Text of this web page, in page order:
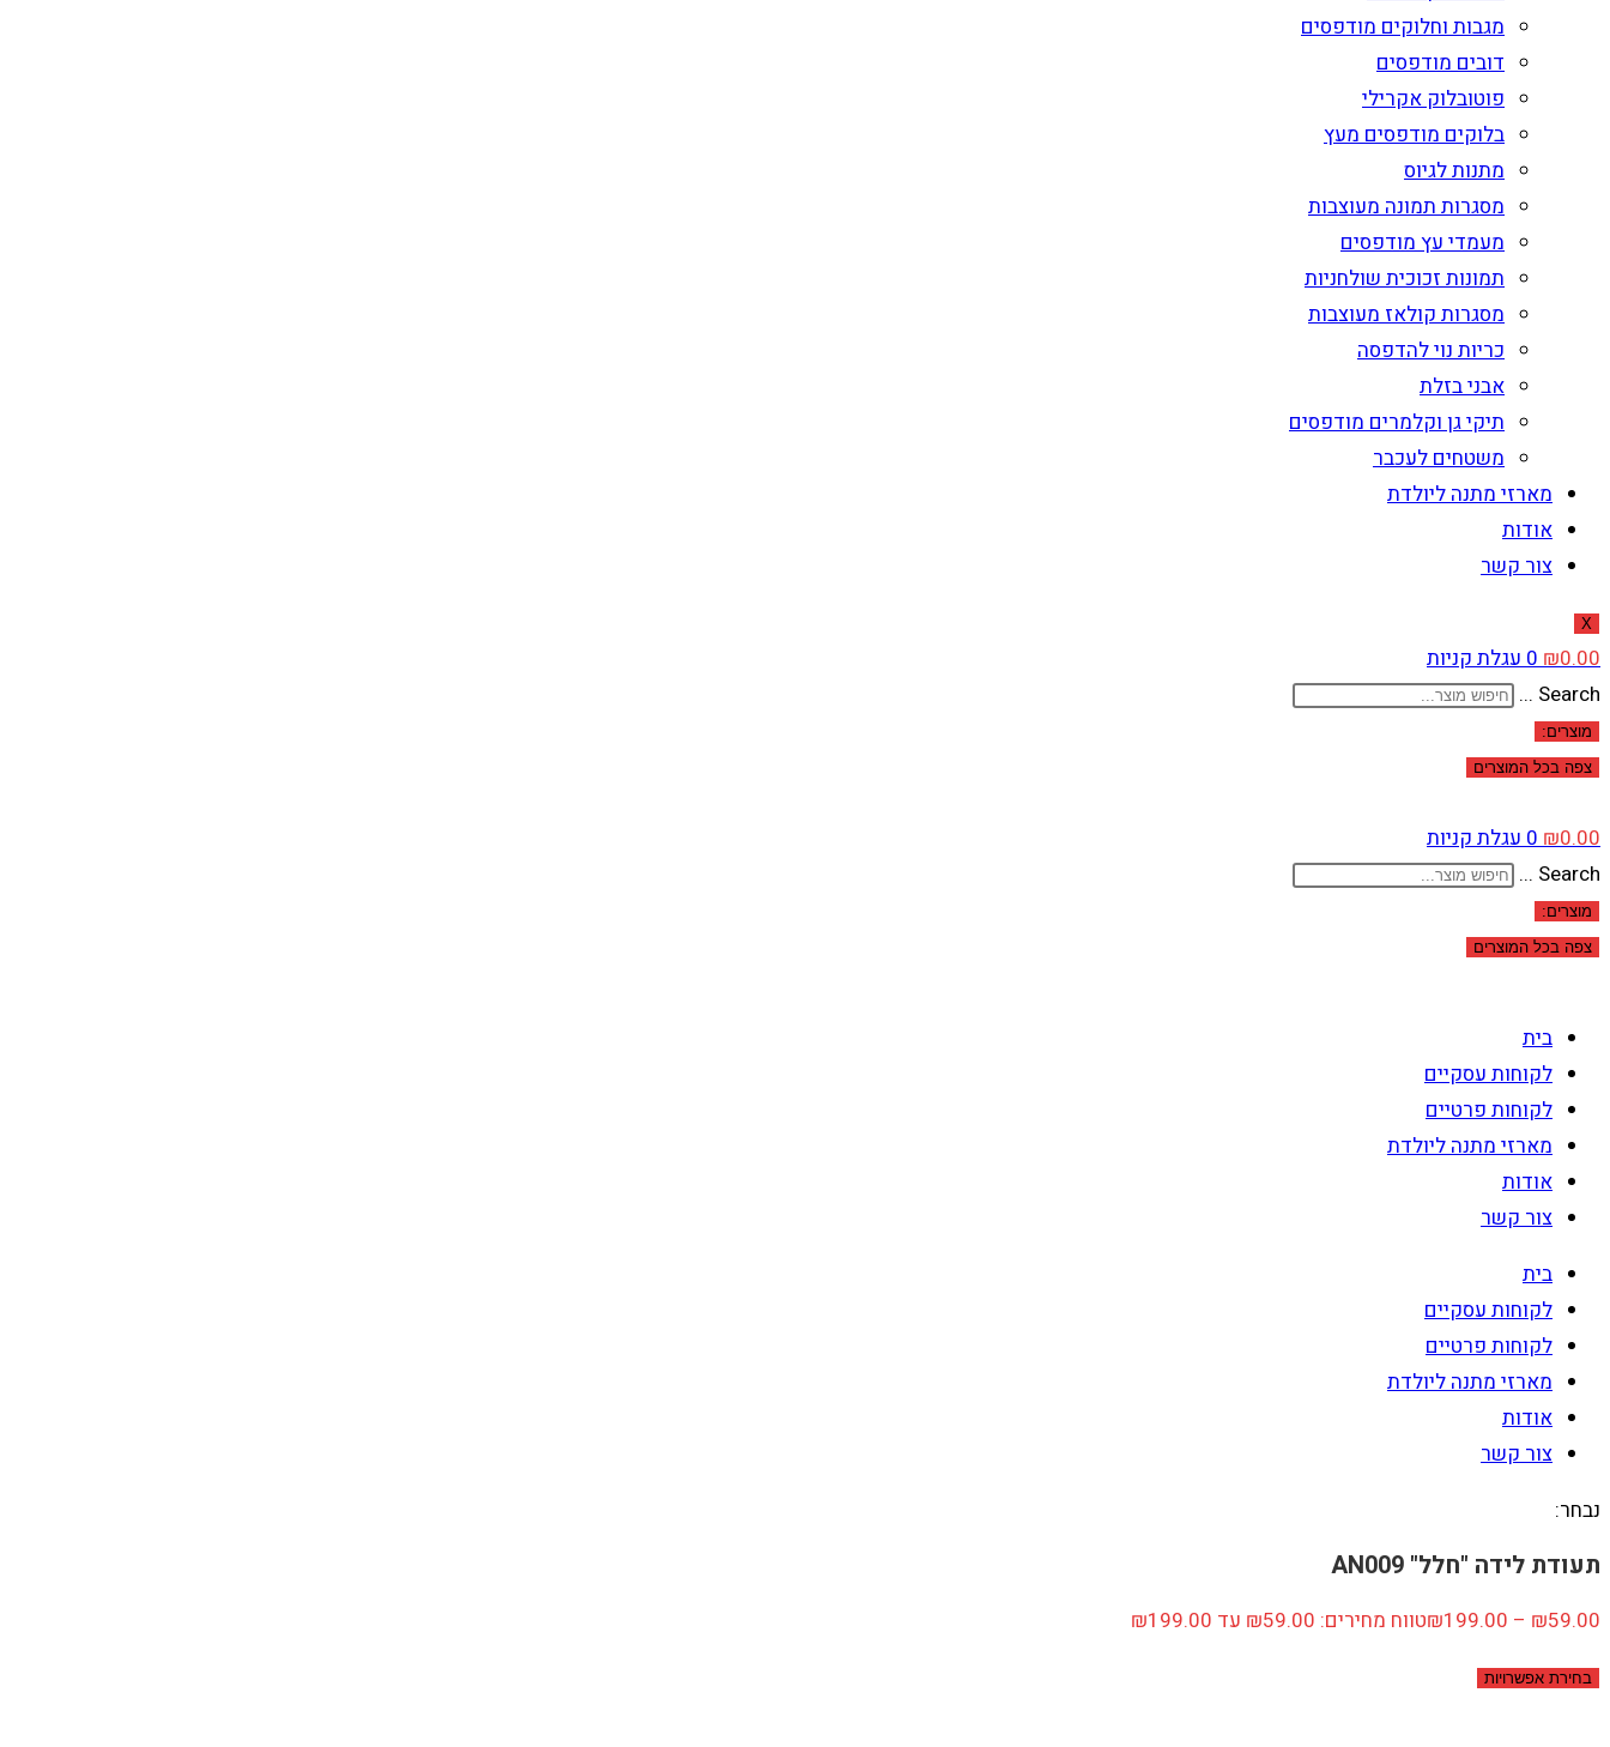
מגבות וחלוקים מודפסים
דובים מודפסים
פוטובלוק אקרילי
בלוקים מודפסים מעץ
מתנות לגיוס
מסגרות תמונה מעוצבות
מעמדי עץ מודפסים
תמונות זכוכית שולחניות
מסגרות קולאז מעוצבות
כריות נוי להדפסה
אבני בזלת
תיקי גן וקלמרים מודפסים
משטחים לעכבר
מארזי מתנה ליולדת
אודות
צור קשר
X
₪0.00
0עגלת קניות
Search ...
מוצרים:
צפה בכל המוצרים
₪0.00
0עגלת קניות
Search ...
מוצרים:
צפה בכל המוצרים
בית
לקוחות עסקיים
לקוחות פרטיים
מארזי מתנה ליולדת
אודות
צור קשר
בית
לקוחות עסקיים
לקוחות פרטיים
מארזי מתנה ליולדת
אודות
צור קשר
נבחר:
תעודת לידה "חלל" AN009
₪59.00
–
₪199.00 טווח מחירים: ⁦₪59.00⁩ עד ⁦₪199.00⁩
בחירת אפשרויות